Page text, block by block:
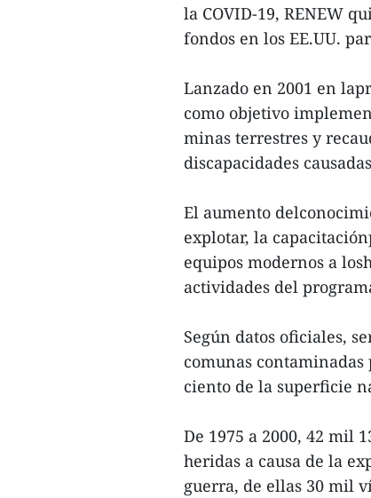
la COVID-19, RENEW
fondos en los EE.UU.
Lanzado en 2001 en
como objetivo
minas terrestres y
discapacidades
El aumento
explotar, la
equipos modernos a
actividades del
Según datos oficiales,
comunas
ciento de la superficie
De 1975 a 2000, 42 mil
heridas a causa de la
guerra, de ellas 30 mil